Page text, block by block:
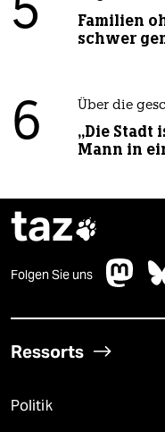
5
Familien
schwer
6 Über die
„Die Stadt
Mann in
taz
Folgen Sie uns
Ressorts
Politik